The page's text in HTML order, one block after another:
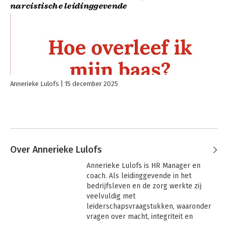
narcistische leidinggevende
Annerieke Lulofs 15 december 2025
Over Annerieke Lulofs
Annerieke Lulofs is HR Manager en
coach. Als leidinggevende in het
bedrijfsleven en de zorg werkte zij
veelvuldig met
leiderschapsvraagstukken, waaronder
vragen over macht, integriteit en